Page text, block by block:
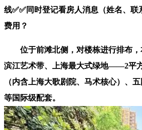
线✅✅同时登记看房人消息（姓名、
费用？
位于前滩北侧，对楼栋进行排布，
滨江艺术带、上海最大式绿地——2平
（内含上海大歌剧院、马术核心）、
等国际级配套。